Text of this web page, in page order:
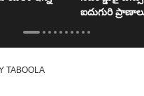
ఐదుగురి
TABOOLA